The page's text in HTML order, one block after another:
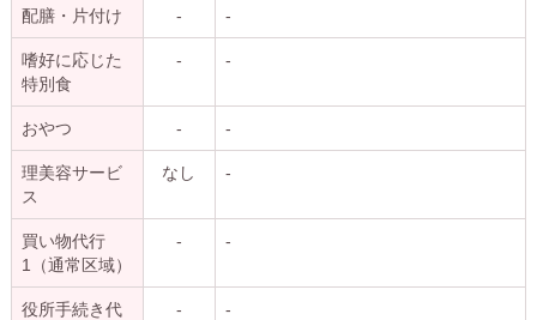
配膳・片付け - -
嗜好に応じた
特別食
- -
おやつ - -
理美容サービ
ス
なし -
買い物代行
1（通常区域）
- -
役所手続き代
- -